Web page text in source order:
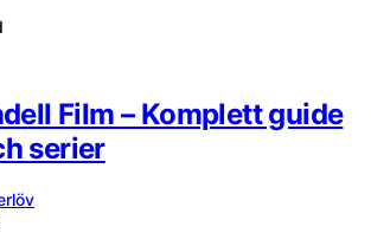
Film – Komplett guide
serier